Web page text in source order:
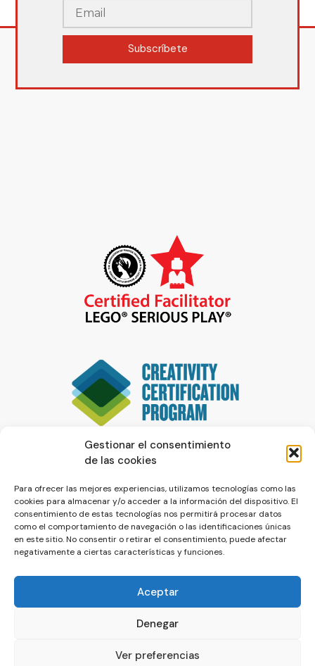
Gestionar el consentimiento
de las cookies
Para ofrecer las mejores experiencias, utilizamos tecnologías como las
cookies para almacenar y/o acceder a la información del dispositivo. El
consentimiento de estas tecnologías nos permitirá procesar datos
como el comportamiento de navegación o las identificaciones únicas
en este sitio. No consentir o retirar el consentimiento, puede afectar
negativamente a ciertas características y funciones.
Aceptar
Denegar
Ver preferencias
Subscríbete
© La Servilleta - El Blog de Paco Prieto